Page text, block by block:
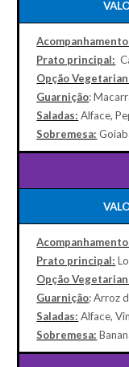
Prato principal:
Opção
Guarnição:
Saladas: Alface,
Sobremesa:
Prato principal:
Opção
Guarnição: Arroz
Saladas: Alface,
Sobremesa: